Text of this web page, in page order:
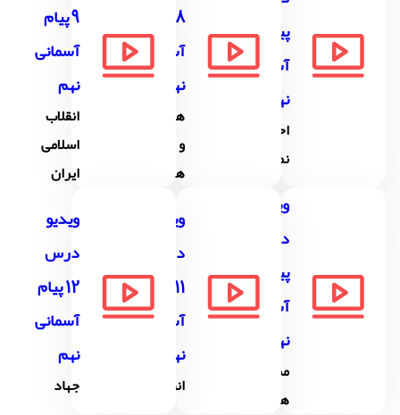
پیام
آسمانی
نهم
احکام
نماز
آسمانی
نهم
همدلی
و
همراهی
9 پیام
آسمانی
نهم
انقلاب
اسلامی
ایران
ویدیو
پیام
آسمانی
نهم
مسئولیت
همگانی
ویدیو
درس
11 پیام
آسمانی
نهم
انفاق
ویدیو
درس
12 پیام
آسمانی
نهم
جهاد